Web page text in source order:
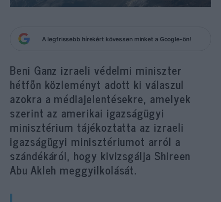
A legfrissebb hírekért kövessen minket a Google-ön!
Beni Ganz izraeli védelmi miniszter
hétfőn közleményt adott ki válaszul
azokra a médiajelentésekre, amelyek
szerint az amerikai igazságügyi
minisztérium tájékoztatta az izraeli
igazságügyi minisztériumot arról a
szándékáról, hogy kivizsgálja Shireen
Abu Akleh meggyilkolását.